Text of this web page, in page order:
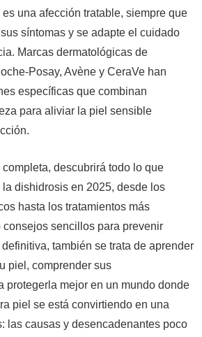
una afección tratable, siempre que
síntomas y se adapte el cuidado
Marcas dermatológicas de
Posay, Avène y CeraVe han
específicas que combinan
para aliviar la piel sensible
descubrirá todo lo que
dishidrosis en 2025, desde los
hasta los tratamientos más
sencillos para prevenir
también se trata de aprender
piel, comprender sus
protegerla mejor en un mundo donde
piel se está convirtiendo en una
las causas y desencadenantes poco